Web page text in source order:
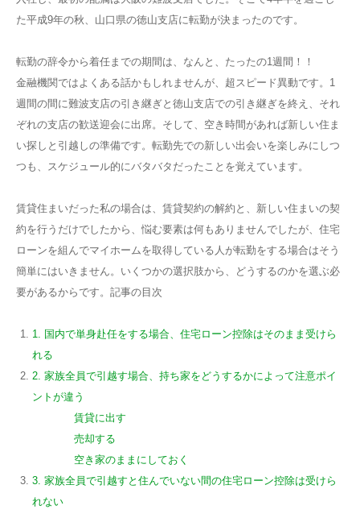
た平成9年の秋、山口県の徳山支店に転勤が決まったのです。
転勤の辞令から着任までの期間は、なんと、たったの1週間！！
金融機関ではよくある話かもしれませんが、超スピード異動です。1
週間の間に難波支店の引き継ぎと徳山支店での引き継ぎを終え、それ
ぞれの支店の歓送迎会に出席。そして、空き時間があれば新しい住ま
い探しと引越しの準備です。転勤先での新しい出会いを楽しみにしつ
つも、スケジュール的にバタバタだったことを覚えています。
賃貸住まいだった私の場合は、賃貸契約の解約と、新しい住まいの契
約を行うだけでしたから、悩む要素は何もありませんでしたが、住宅
ローンを組んでマイホームを取得している人が転勤をする場合はそう
簡単にはいきません。いくつかの選択肢から、どうするのかを選ぶ必
要があるからです。記事の目次
1. 国内で単身赴任をする場合、住宅ローン控除はそのまま受けら
れる
2. 家族全員で引越す場合、持ち家をどうするかによって注意ポイ
ントが違う
賃貸に出す
売却する
空き家のままにしておく
3. 家族全員で引越すと住んでいない間の住宅ローン控除は受けら
れない